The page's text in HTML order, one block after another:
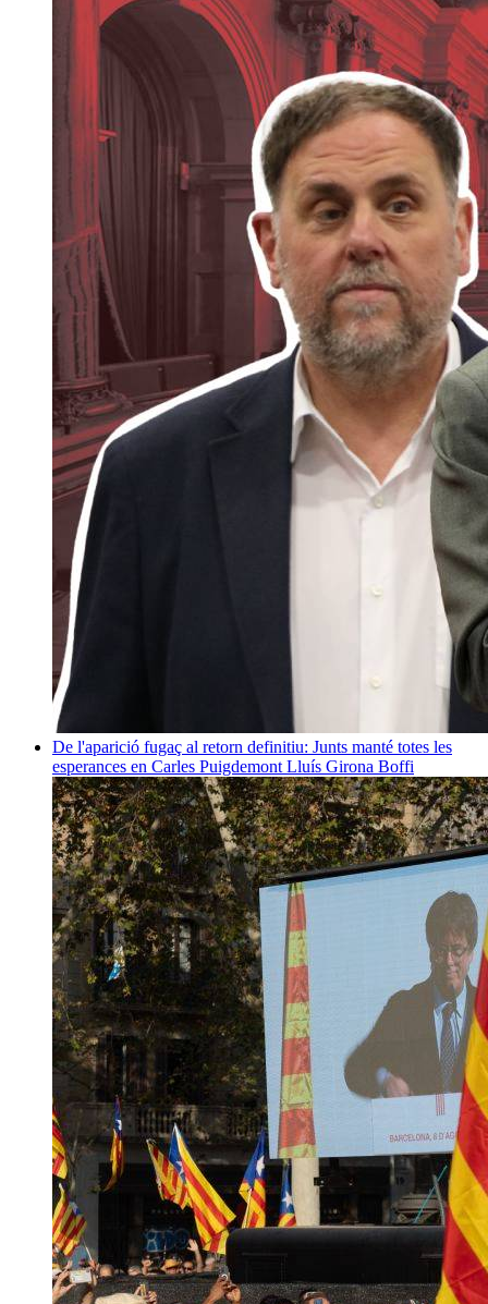
De l'aparició fugaç al retorn definitiu: Junts manté totes les
esperances en Carles Puigdemont Lluís Girona Boffi